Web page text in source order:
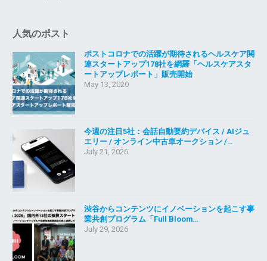
人気のポスト
ポストコロナでの活躍が期待されるヘルスケア関
連スタートアップ178社を網羅「ヘルスケアスタ
ートアップレポート」販売開始
May 13, 2020
今週の注目5社：会話自動要約デバイス / AIジュ
エリー / オンライン中古車オークション /…
July 21, 2026
渋谷からコンテンツにイノベーションを起こす事
業共創プログラム「Full Bloom…
July 29, 2026